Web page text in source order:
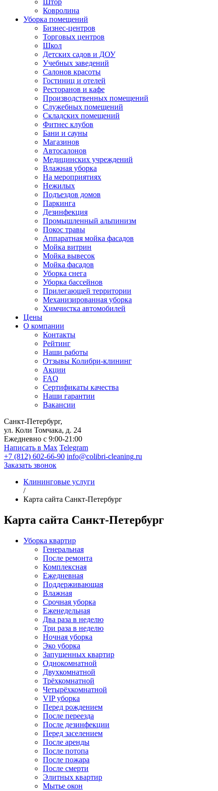
Штор
Ковролина
Уборка помещений
Бизнес-центров
Торговых центров
Школ
Детских садов и ДОУ
Учебных заведений
Салонов красоты
Гостиниц и отелей
Ресторанов и кафе
Производственных помещений
Служебных помещений
Складских помещений
Фитнес клубов
Бани и сауны
Магазинов
Автосалонов
Медицинских учреждений
Влажная уборка
На мероприятиях
Нежилых
Подъездов домов
Паркинга
Дезинфекция
Промышленный альпинизм
Покос травы
Аппаратная мойка фасадов
Мойка витрин
Мойка вывесок
Мойка фасадов
Уборка снега
Уборка бассейнов
Прилегающей территории
Механизированная уборка
Химчистка автомобилей
Цены
О компании
Контакты
Рейтинг
Наши работы
Отзывы Колибри-клининг
Акции
FAQ
Сертификаты качества
Наши гарантии
Вакансии
Санкт-Петербург,
ул. Коли Томчака, д. 24
Ежедневно с 9:00-21:00
Написать в Max Telegram
+7 (812) 602-66-90 info@colibri-cleaning.ru
Заказать звонок
Клининговые услуги
/
Карта сайта Санкт-Петербург
Карта сайта Санкт-Петербург
Уборка квартир
Генеральная
После ремонта
Комплексная
Ежедневная
Поддерживающая
Влажная
Срочная уборка
Еженедельная
Два раза в неделю
Три раза в неделю
Ночная уборка
Эко уборка
Запущенных квартир
Однокомнатной
Двухкомнатной
Трёхкомнатной
Четырёхкомнатной
VIP уборка
Перед рождением
После переезда
После дезинфекции
Перед заселением
После аренды
После потопа
После пожара
После смерти
Элитных квартир
Мытье окон